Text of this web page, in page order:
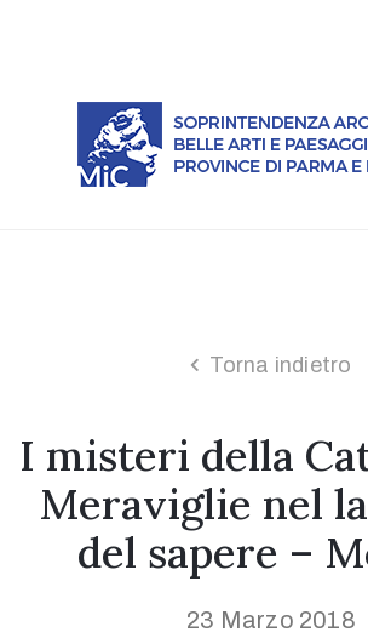
Soprintendenza
Rassegna
stampa
Torna indietro
I misteri della
Meraviglie nel
del sapere –
23 Marzo 2018